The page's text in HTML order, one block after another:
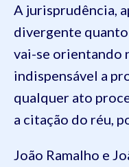
A jurisprudência,
divergente
vai-se orientando
indispensável a
qualquer ato
a citação do réu,
João Ramalho e